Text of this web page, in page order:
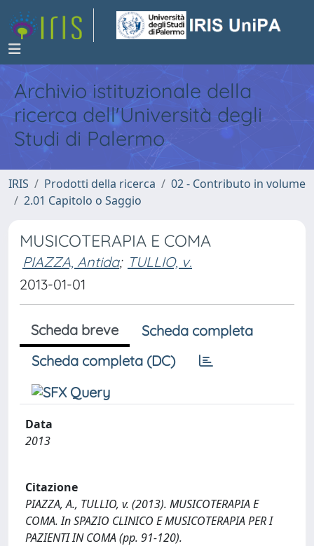
Archivio istituzionale della
ricerca dell'Università degli
Studi di Palermo
IRIS Prodotti della ricerca
02 - Contributo in volume
2.01 Capitolo o Saggio
MUSICOTERAPIA E COMA
PIAZZA, Antida; TULLIO, v.
2013-01-01
Scheda breve
Scheda completa
Scheda completa (DC)
Data
2013
Citazione
PIAZZA, A., TULLIO, v. (2013). MUSICOTERAPIA E
COMA. In SPAZIO CLINICO E MUSICOTERAPIA PER I
PAZIENTI IN COMA (pp. 91-120).